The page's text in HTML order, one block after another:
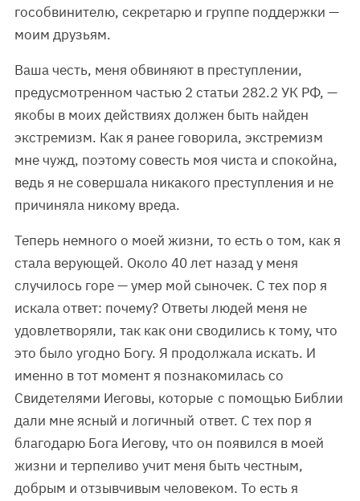
гособвинителю, секретарю и группе поддержки —
моим друзьям.
Ваша честь, меня обвиняют в преступлении,
предусмотренном частью 2 статьи 282.2 УК РФ, —
якобы в моих действиях должен быть найден
экстремизм. Как я ранее говорила, экстремизм
мне чужд, поэтому совесть моя чиста и спокойна,
ведь я не совершала никакого преступления и не
причиняла никому вреда.
Теперь немного о моей жизни, то есть о том, как я
стала верующей. Около 40 лет назад у меня
случилось горе — умер мой сыночек. С тех пор я
искала ответ: почему? Ответы людей меня не
удовлетворяли, так как они сводились к тому, что
это было угодно Богу. Я продолжала искать. И
именно в тот момент я познакомилась со
Свидетелями Иеговы, которые с помощью Библии
дали мне ясный и логичный ответ. С тех пор я
благодарю Бога Иегову, что он появился в моей
жизни и терпеливо учит меня быть честным,
добрым и отзывчивым человеком. То есть я